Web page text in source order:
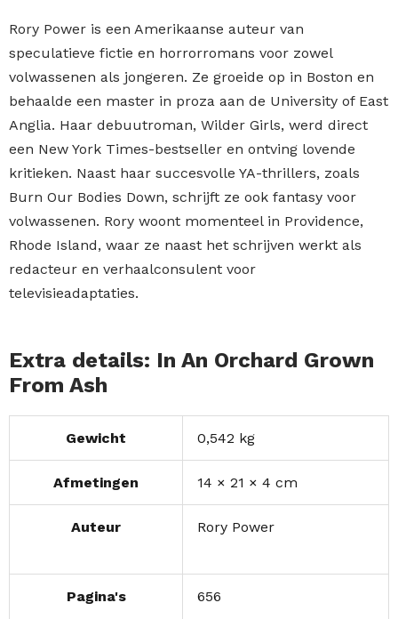
Rory Power is een Amerikaanse auteur van
speculatieve fictie en horrorromans voor zowel
volwassenen als jongeren. Ze groeide op in Boston en
behaalde een master in proza aan de University of East
Anglia. Haar debuutroman, Wilder Girls, werd direct
een New York Times-bestseller en ontving lovende
kritieken. Naast haar succesvolle YA-thrillers, zoals
Burn Our Bodies Down, schrijft ze ook fantasy voor
volwassenen. Rory woont momenteel in Providence,
Rhode Island, waar ze naast het schrijven werkt als
redacteur en verhaalconsulent voor
televisieadaptaties.
Extra details: In An Orchard Grown
From Ash
Gewicht 0,542 kg
Afmetingen 14 × 21 × 4 cm
Auteur Rory Power
Pagina's 656